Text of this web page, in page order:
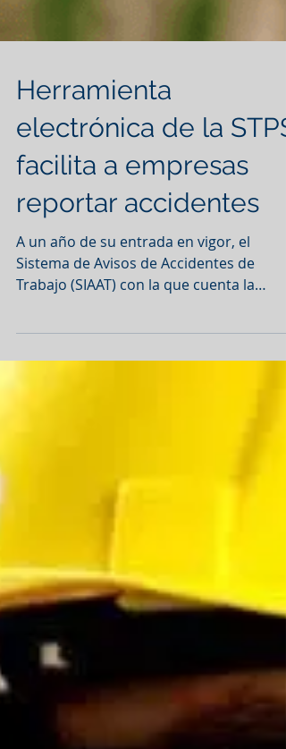
Herramienta
electrónica de la STPS
facilita a empresas
reportar accidentes
A un año de su entrada en vigor, el
Trabajo (SIAAT) con la que cuenta la